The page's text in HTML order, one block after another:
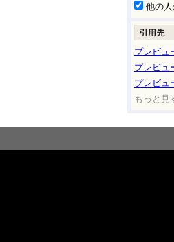
他の
プレビュ
プレビュ
プレビュ
もっと見